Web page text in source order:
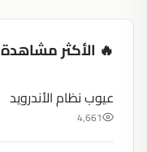
🔥 الأكثر مشاهدة
عيوب نظام الأندرويد
4,661